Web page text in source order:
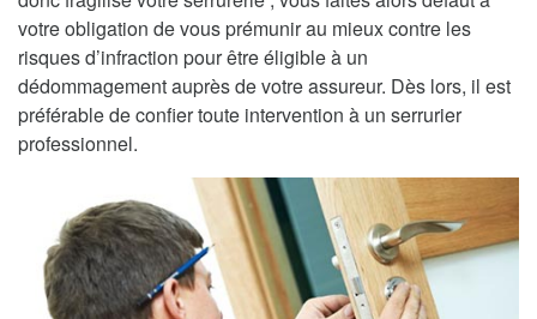
votre obligation de vous prémunir au mieux contre les
risques d’infraction pour être éligible à un
dédommagement auprès de votre assureur. Dès lors, il est
préférable de confier toute intervention à un serrurier
professionnel.